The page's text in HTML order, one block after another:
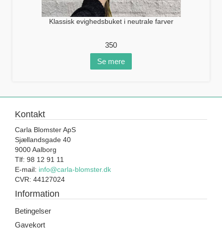
Klassisk evighedsbuket i neutrale farver
350
Se mere
Kontakt
Carla Blomster ApS
Sjællandsgade 40
9000 Aalborg
Tlf: 98 12 91 11
E-mail: info@carla-blomster.dk
CVR: 44127024
Information
Betingelser
Gavekort